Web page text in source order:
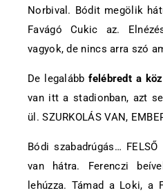
Norbival. Bódit megölik
Favágó Cukic az.
vagyok, de nincs arra szó
De legalábbfelébredt a
van itt a stadionban, azt
ül. SZURKOLÁS VAN,
Bódi szabadrúgás…
van hátra. Ferenczi
lehúzza. Támad a Loki, a